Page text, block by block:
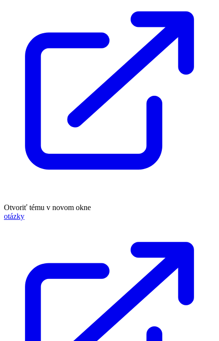
Otvoriť tému v novom okne
otázky